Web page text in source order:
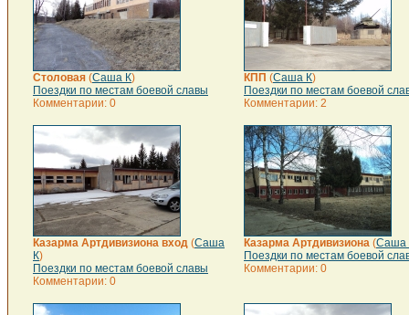
Столовая (Саша К)
Поездки по местам боевой славы
Комментарии: 0
КПП (Саша К)
Поездки по местам боевой
Комментарии: 2
Казарма Артдивизиона вход (Саша
К)
Поездки по местам боевой славы
Комментарии: 0
Казарма Артдивизиона (Саша
Поездки по местам боевой
Комментарии: 0